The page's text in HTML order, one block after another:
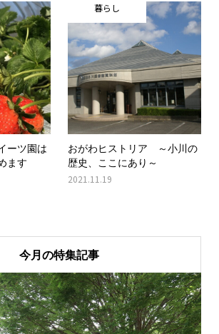
ーツ園は
ます
暮らし
おがわヒストリア ～小川の
歴史、ここにあり～
2021.11.19
今月の特集記事